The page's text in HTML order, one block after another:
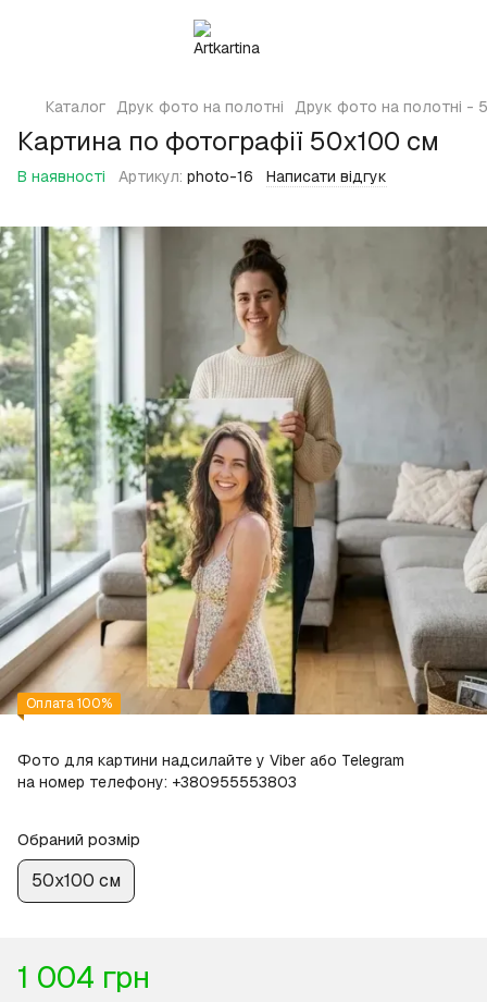
Каталог Друк фото на полотні Друк фото на полотні -
Картина по фотографії 50х100 см
В наявності Артикул: photo-16 Написати відгук
Оплата 100%
Фото для картини надсилайте у Viber або Telegram
на номер телефону: +380955553803
Обраний розмір
50х100 см
1 004 грн